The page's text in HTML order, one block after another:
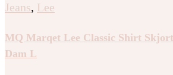
Jeans, Lee
MQ Marqet Lee Classic Shirt
Dam L